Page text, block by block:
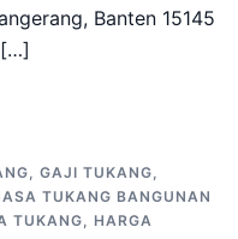
Banten 15145
[…]
, GAJI TUKANG,
TUKANG BANGUNAN
TUKANG, HARGA